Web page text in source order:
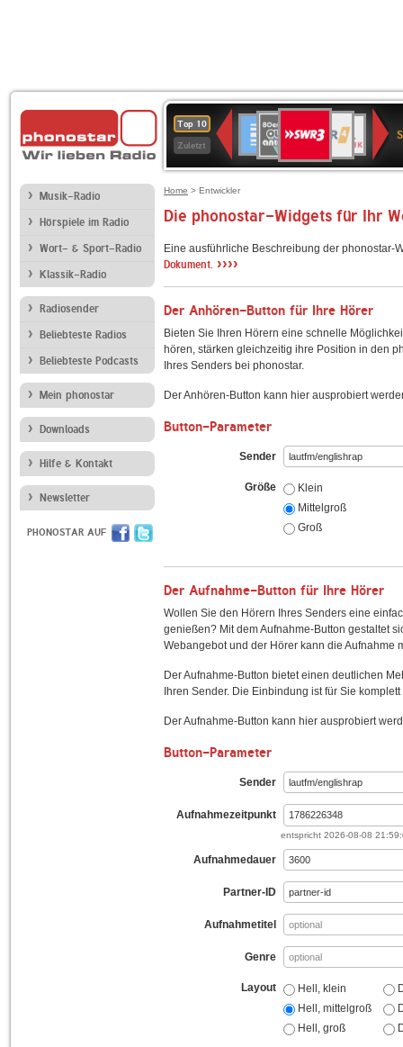
Top 10
Zuletzt
Deutschlandfunk
80er
90er
OLDIE
ANTENNE
4
KLASSIK
SWR
Kultur
NDR
2
Musik-Radio
Hörspiele im Radio
Wort- & Sport-Radio
Klassik-Radio
Radiosender
Beliebteste Radios
Beliebteste Podcasts
Mein phonostar
Downloads
Hilfe & Kontakt
Newsletter
PHONOSTAR AUF
Home > Entwickler
Die phonostar-Widgets für Ihr
Eine ausführliche Beschreibung der
Dokument. ››››
Der Anhören-Button für Ihre Hörer
Bieten Sie Ihren Hörern eine schnelle
hören, stärken gleichzeitig ihre Position in den
Ihres Senders bei phonostar.
Der Anhören-Button kann hier ausprobiert
Button-Parameter
Sender
Größe
Klein
Mittelgroß
Groß
Der Aufnahme-Button für Ihre Hörer
Wollen Sie den Hörern Ihres Senders eine
genießen? Mit dem Aufnahme-Button gestaltet
Webangebot und der Hörer kann die Aufnahme
Der Aufnahme-Button bietet einen deutlichen
Ihren Sender. Die Einbindung ist für Sie
Der Aufnahme-Button kann hier ausprobiert
Button-Parameter
Sender
Aufnahmezeitpunkt
entspricht 2026-08-08
Aufnahmedauer
Partner-ID
Aufnahmetitel
Genre
Layout
Hell, klein
Hell, mittelgroß
Hell, groß